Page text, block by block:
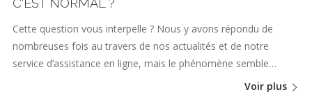
C'EST NORMAL ?
Cette question vous interpelle ? Nous y avons répondu de
nombreuses fois au travers de nos actualités et de notre
service d’assistance en ligne, mais le phénomène semble…
Voir plus